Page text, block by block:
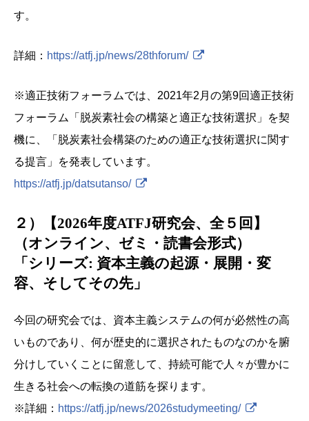
す。
詳細： https://atfj.jp/news/28thforum/
※適正技術フォーラムでは、2021年2月の第9回適正技術
フォーラム「脱炭素社会の構築と適正な技術選択」を契
機に、「脱炭素社会構築のための適正な技術選択に関す
る提言」を発表しています。
https://atfj.jp/datsutanso/
２）【2026年度ATFJ研究会、全５回】
（オンライン、ゼミ・読書会形式）
「シリーズ: 資本主義の起源・展開・変
容、そしてその先」
今回の研究会では、資本主義システムの何が必然性の高
いものであり、何が歴史的に選択されたものなのかを腑
分けしていくことに留意して、持続可能で人々が豊かに
生きる社会への転換の道筋を探ります。
※詳細： https://atfj.jp/news/2026studymeeting/